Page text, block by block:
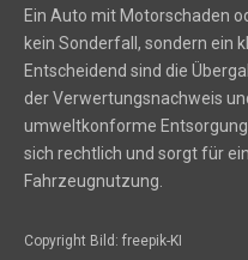
Ein Auto mit Motorschaden
kein Sonderfall, sondern ein
Entscheidend sind die
der Verwertungsnachweis
umweltkonforme
sich rechtlich und sorgt für
Fahrzeugnutzung.
Copyright Bild: freepik-KI